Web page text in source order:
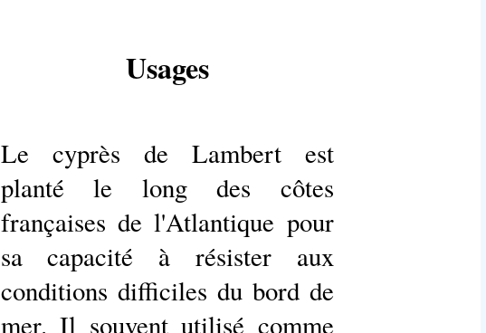
Usages
Le cyprès de Lambert est
planté le long des côtes
françaises de l'Atlantique pour
sa capacité à résister aux
conditions difficiles du bord de
mer. Il souvent utilisé comme